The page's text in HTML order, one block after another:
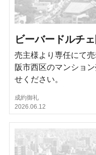
ビーバードルチ
売主様より専任にて
阪市西区のマンショ
せください。
成約御礼
2026.06.12